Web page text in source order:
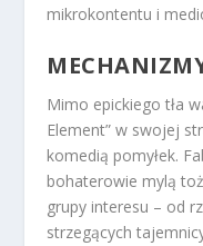
mikrokontentu i
Mimo epickiego tła
Element” w swojej
komedią pomyłek.
bohaterowie mylą
grupy interesu – od
strzegących